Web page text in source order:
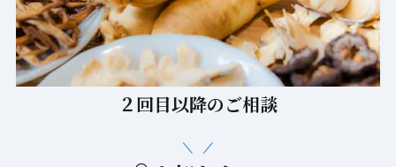
２回目以降のご相談